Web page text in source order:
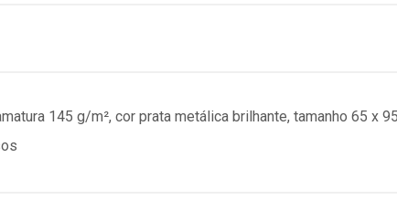
145 g/m², cor prata metálica brilhante, tamanho 65 x